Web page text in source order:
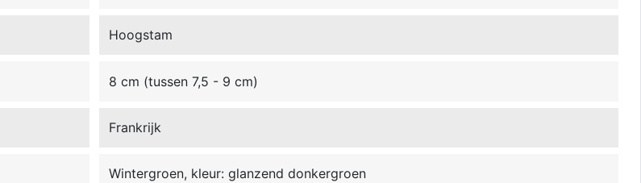
Hoogstam
8 cm (tussen 7,5 - 9 cm)
Frankrijk
Wintergroen, kleur: glanzend donkergroen